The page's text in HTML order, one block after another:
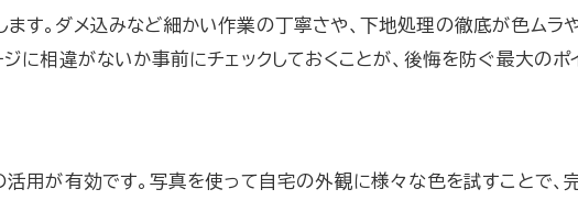
失敗しない色合い組み合わせ術
合いの組み合わせで外観を美しく演出
ンカラーの塗装色合い成功術
す。ダメ込みなど細かい作業の丁寧さや、下地処理の徹底が色ムラ
に相違がないか事前にチェックしておくことが、後悔を防ぐ最大のポイ
用が有効です。写真を使って自宅の外観に様々な色を試すことで、